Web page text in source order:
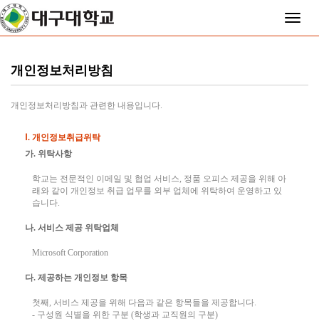
Toggle
개인정보처리방침
개인정보처리방침과 관련한 내용입니다.
Ⅰ. 개인정보취급위탁
가. 위탁사항
학교는 전문적인 이메일 및 협업 서비스, 정품 오피스 제공을 위해 아
래와 같이 개인정보 취급 업무를 외부 업체에 위탁하여 운영하고 있
습니다.
나. 서비스 제공 위탁업체
Microsoft Corporation
다. 제공하는 개인정보 항목
첫째, 서비스 제공을 위해 다음과 같은 항목들을 제공합니다.
- 구성원 식별을 위한 구분 (학생과 교직원의 구분)